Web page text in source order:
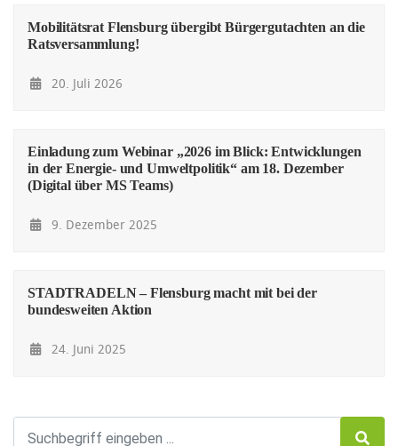
Mobilitätsrat Flensburg übergibt Bürgergutachten an die
Ratsversammlung!
20. Juli 2026
Einladung zum Webinar „2026 im Blick: Entwicklungen
in der Energie- und Umweltpolitik“ am 18. Dezember
(Digital über MS Teams)
9. Dezember 2025
STADTRADELN – Flensburg macht mit bei der
bundesweiten Aktion
24. Juni 2025